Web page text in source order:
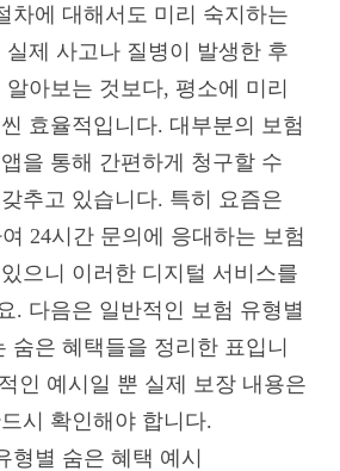
차에 대해서도 미리 숙지하는
제 사고나 질병이 발생한 후
아보는 것보다, 평소에 미리
효율적입니다. 대부분의 보험
을 통해 간편하게 청구할 수
추고 있습니다. 특히 요즘은
24시간 문의에 응대하는 보험
으니 이러한 디지털 서비스를
. 다음은 일반적인 보험 유형별
숨은 혜택들을 정리한 표입니
인 예시일 뿐 실제 보장 내용은
시 확인해야 합니다.
형별 숨은 혜택 예시